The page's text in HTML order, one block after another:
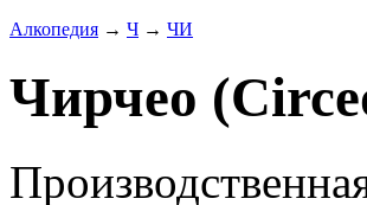
Алкопедия → Ч → ЧИ
Чирчео